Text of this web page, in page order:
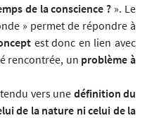
de la conscience ? ». Le
» permet de répondre à
est donc en lien avec
rencontrée, un problème à
vers une définition du
de la nature ni celui de la